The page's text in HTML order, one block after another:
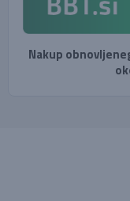
Nakup